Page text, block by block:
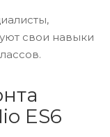
свои навыки
ES6